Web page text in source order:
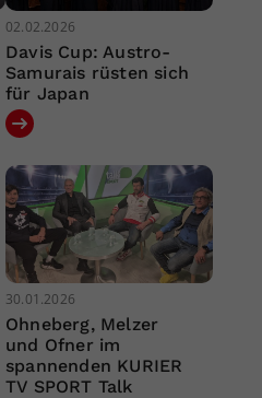
02.02.2026
Davis Cup: Austro-
Samurais rüsten sich
für Japan
30.01.2026
Ohneberg, Melzer
und Ofner im
spannenden KURIER
TV SPORT Talk